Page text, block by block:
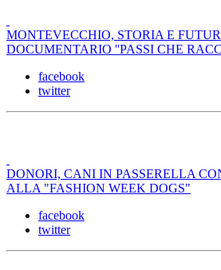
MONTEVECCHIO, STORIA E
DOCUMENTARIO ''PASSI CHE
facebook
twitter
DONORI, CANI IN PASSERELLA
ALLA "FASHION WEEK DOGS"
facebook
twitter